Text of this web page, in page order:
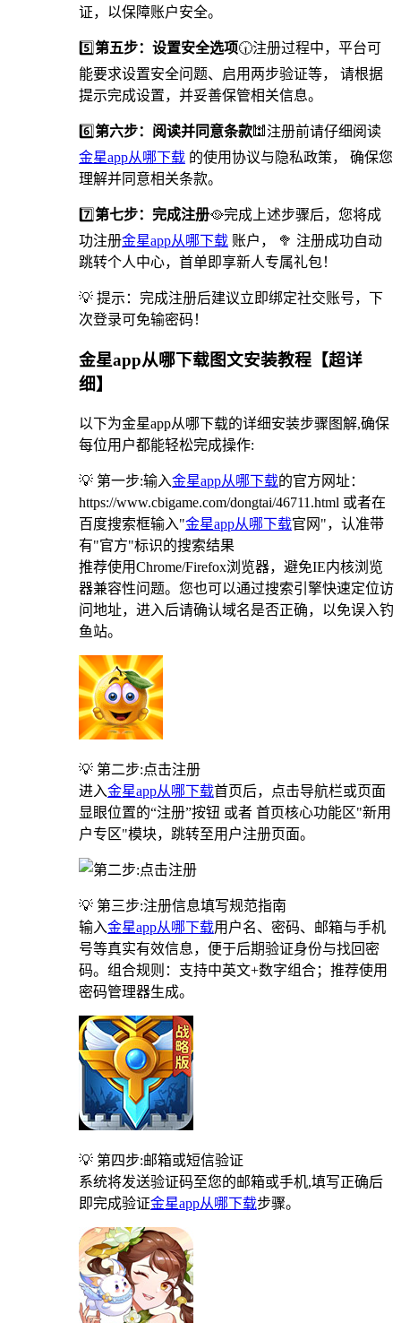
证，以保障账户安全。
5️⃣第五步：设置安全选项🕡️注册过程中，平台可
能要求设置安全问题、启用两步验证等， 请根据
提示完成设置，并妥善保管相关信息。
6️⃣第六步：阅读并同意条款🕍注册前请仔细阅读
金星app从哪下载 的使用协议与隐私政策， 确保您
理解并同意相关条款。
7️⃣第七步：完成注册🥘完成上述步骤后，您将成
功注册金星app从哪下载 账户， 🥦 注册成功自动
跳转个人中心，首单即享新人专属礼包！
💡 提示：完成注册后建议立即绑定社交账号，下
次登录可免输密码！
金星app从哪下载图文安装教程【超详
细】
以下为金星app从哪下载的详细安装步骤图解,确保
每位用户都能轻松完成操作:
💡 第一步:输入金星app从哪下载的官方网址：
https://www.cbigame.com/dongtai/46711.html 或者在
百度搜索框输入"金星app从哪下载官网"，认准带
有"官方"标识的搜索结果
推荐使用Chrome/Firefox浏览器，避免IE内核浏览
器兼容性问题。您也可以通过搜索引擎快速定位访
问地址，进入后请确认域名是否正确，以免误入钓
鱼站。
💡 第二步:点击注册
进入金星app从哪下载首页后，点击导航栏或页面
显眼位置的“注册”按钮 或者 首页核心功能区"新用
户专区"模块，跳转至用户注册页面。
💡 第三步:注册信息填写规范指南
输入金星app从哪下载用户名、密码、邮箱与手机
号等真实有效信息，便于后期验证身份与找回密
码。组合规则：支持中英文+数字组合；推荐使用
密码管理器生成。
💡 第四步:邮箱或短信验证
系统将发送验证码至您的邮箱或手机,填写正确后
即完成验证金星app从哪下载步骤。